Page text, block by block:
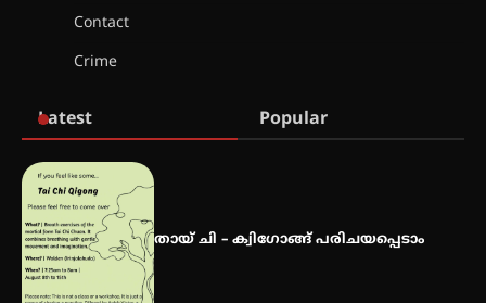
Contact
Crime
Latest Popular
തായ് ചി – ക്വിഗോങ്ങ് പരിചയപ്പെടാം